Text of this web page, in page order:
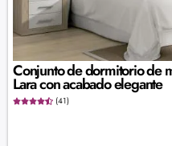
Conjunto de dormitorio de
Lara con acabado elegante
(41)